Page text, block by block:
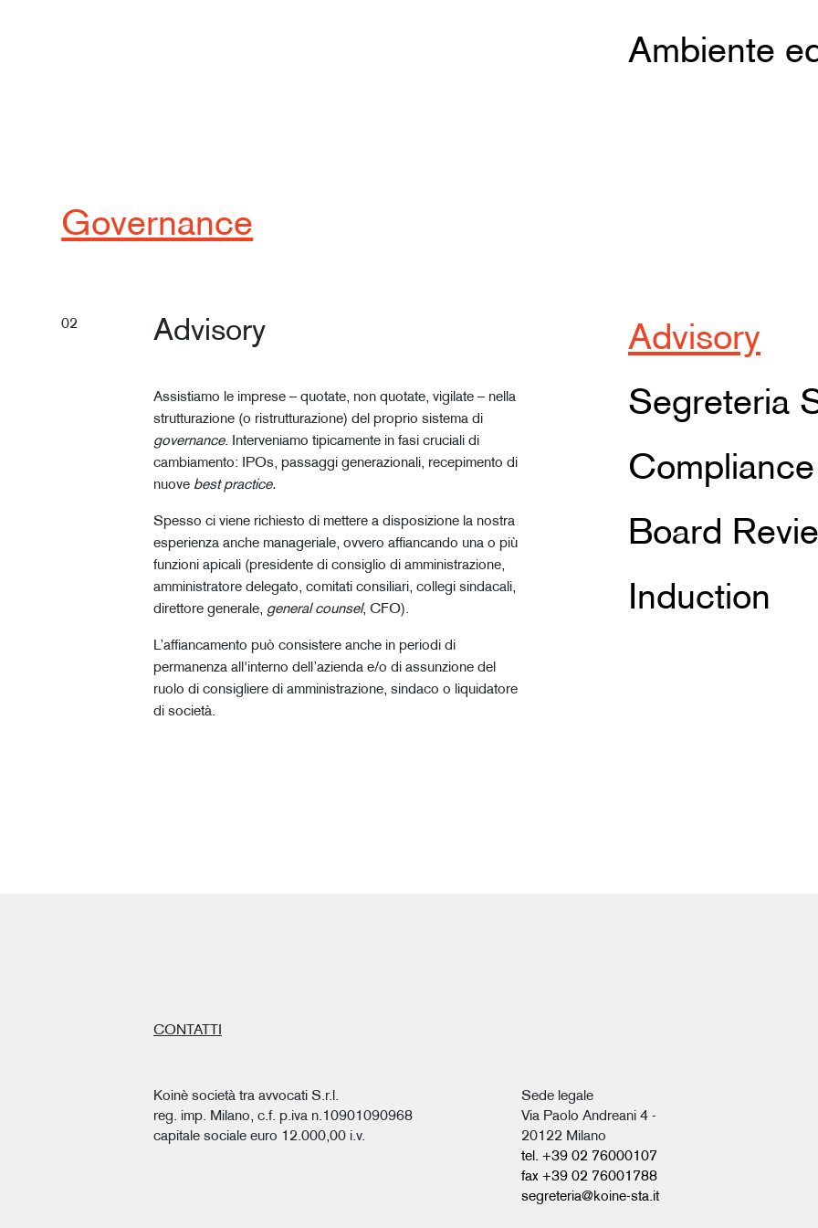
Ambiente
Governance
02 Advisory
Assistiamo le imprese – quotate, non quotate, vigilate – nella
strutturazione (o ristrutturazione) del proprio sistema di
governance. Interveniamo tipicamente in fasi cruciali di
cambiamento: IPOs, passaggi generazionali, recepimento di
nuove best practice.
Spesso ci viene richiesto di mettere a disposizione la nostra
esperienza anche manageriale, ovvero affiancando una o più
funzioni apicali (presidente di consiglio di amministrazione,
amministratore delegato, comitati consiliari, collegi sindacali,
direttore generale, general counsel, CFO).
L’affiancamento può consistere anche in periodi di
permanenza all'interno dell’azienda e/o di assunzione del
ruolo di consigliere di amministrazione, sindaco o liquidatore
di società.
Advisory
Segreteria
Compliance
Board
Induction
CONTATTI
Koinè società tra avvocati S.r.l.
reg. imp. Milano, c.f. p.iva n.10901090968
capitale sociale euro 12.000,00 i.v.
Sede legale
Via Paolo Andreani 4 -
20122 Milano
tel. +39 02 76000107
fax +39 02 76001788
segreteria@koine-sta.it